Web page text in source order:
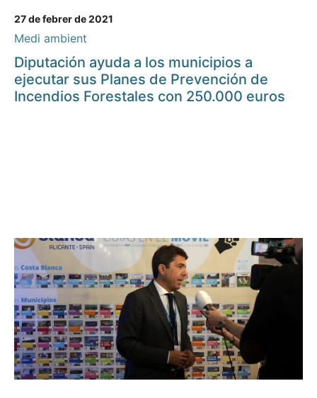
27 de febrer de 2021
Medi ambient
Diputación ayuda a los municipios a
ejecutar sus Planes de Prevención de
Incendios Forestales con 250.000 euros